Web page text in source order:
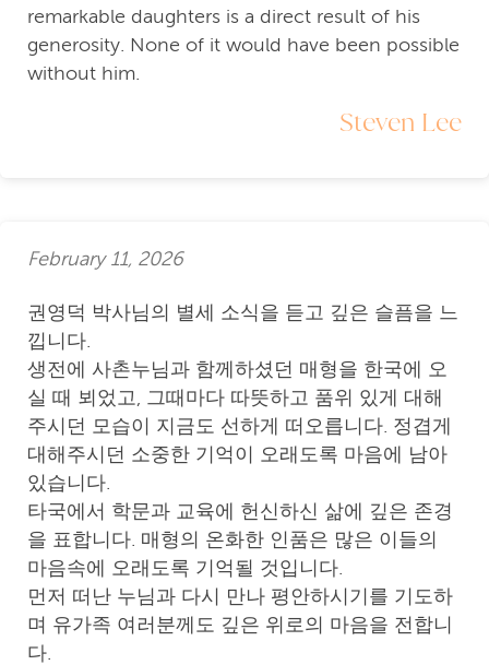
remarkable daughters is a direct result of his
generosity. None of it would have been possible
without him.
Steven Lee
February 11, 2026
권영덕 박사님의 별세 소식을 듣고 깊은 슬픔을 느
낍니다.
생전에 사촌누님과 함께하셨던 매형을 한국에 오
실 때 뵈었고, 그때마다 따뜻하고 품위 있게 대해
주시던 모습이 지금도 선하게 떠오릅니다. 정겹게
대해주시던 소중한 기억이 오래도록 마음에 남아
있습니다.
타국에서 학문과 교육에 헌신하신 삶에 깊은 존경
을 표합니다. 매형의 온화한 인품은 많은 이들의
마음속에 오래도록 기억될 것입니다.
먼저 떠난 누님과 다시 만나 평안하시기를 기도하
며 유가족 여러분께도 깊은 위로의 마음을 전합니
다.